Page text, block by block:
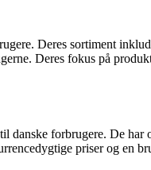
Deres sortiment
Deres fokus på
forbrugere. De
priser og en